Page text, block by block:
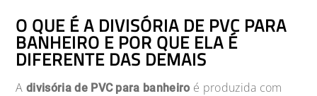
O QUE É A DIVISÓRIA DE PVC PARA
BANHEIRO E POR QUE ELA É
DIFERENTE DAS DEMAIS
Adivisória de PVC para banheiro é produzida com